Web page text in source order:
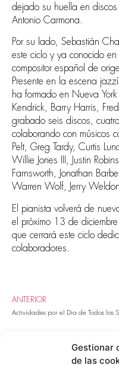
Gestionar
de las
dejado su huella en
Antonio Carmona.
Por su lado, Sebastián
este ciclo y ya conocido
compositor español de
Presente en la escena
ha formado en Nueva
Kendrick, Barry Harris,
grabado seis discos,
colaborando con músicos
Pelt, Greg Tardy, Curtis
Willie Jones III, Justin
Farnsworth, Jonathan
Warren Wolf, Jerry
El pianista volverá de
el próximo 13 de
que cerrará este ciclo
colaboradores.
ANTERIOR